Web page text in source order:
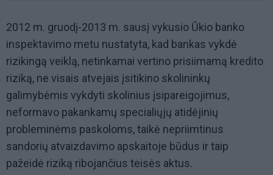
2012 m. gruodį-2013 m. sausį vykusio Ūkio banko
inspektavimo metu nustatyta, kad bankas vykdė
rizikingą veiklą, netinkamai vertino prisiimamą kredito
riziką, ne visais atvejais įsitikino skolininkų
galimybėmis vykdyti skolinius įsipareigojimus,
neformavo pakankamų specialiųjų atidėjinių
probleminėms paskoloms, taikė nepriimtinus
sandorių atvaizdavimo apskaitoje būdus ir taip
pažeidė riziką ribojančius teisės aktus.